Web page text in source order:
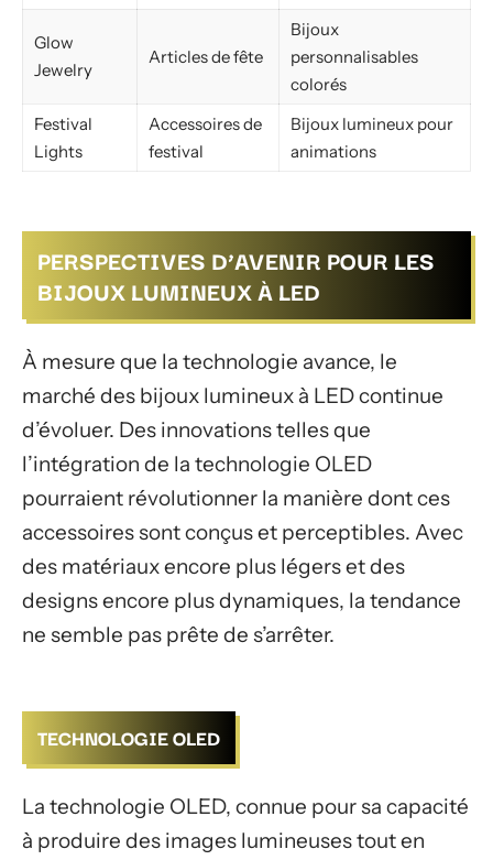
Glow
Jewelry
Articles de fête
Bijoux
personnalisables
colorés
Festival
Lights
Accessoires de
festival
Bijoux lumineux pour
animations
PERSPECTIVES D’AVENIR POUR LES
BIJOUX LUMINEUX À LED
À mesure que la technologie avance, le
marché des bijoux lumineux à LED continue
d’évoluer. Des innovations telles que
l’intégration de la technologie OLED
pourraient révolutionner la manière dont ces
accessoires sont conçus et perceptibles. Avec
des matériaux encore plus légers et des
designs encore plus dynamiques, la tendance
ne semble pas prête de s’arrêter.
TECHNOLOGIE OLED
La technologie OLED, connue pour sa capacité
à produire des images lumineuses tout en